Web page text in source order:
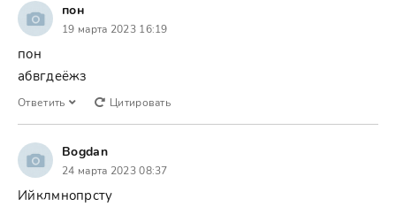
пон
19 марта 2023 16:19
пон
абвгдеёжз
Ответить Цитировать
Bogdan
24 марта 2023 08:37
Ийклмнопрсту